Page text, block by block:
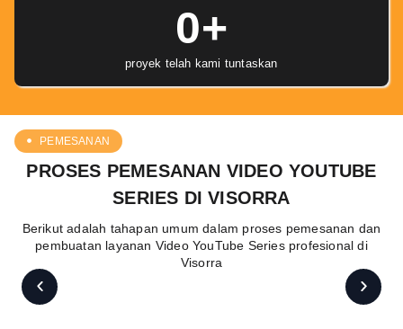
proyek telah kami tuntaskan
0+
PEMESANAN
PROSES PEMESANAN VIDEO YOUTUBE
SERIES DI VISORRA
Berikut adalah tahapan umum dalam proses pemesanan dan
pembuatan layanan Video YouTube Series profesional di
Visorra